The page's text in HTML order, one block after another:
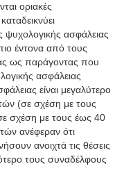
οριακές
ψυχολογικής ασφάλειας
έντονα από τους
ως παράγοντας που
ασφάλειας
είναι μεγαλύτερο
(σε σχέση με τους
σχέση με τους έως 40
ανέφεραν ότι
ανοιχτά τις θέσεις
τους συναδέλφους